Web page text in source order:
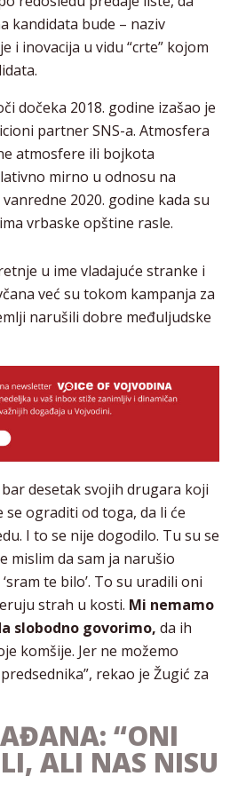
kandidata bude – naziv
i inovacija u vidu “crte” kojom
dočeka 2018. godine izašao je
partner SNS-a. Atmosfera
atmosfere ili bojkota
mirno u odnosu na
2020. godine kada su
vrbaske opštine rasle.
u ime vladajuće stranke i
već su tokom kampanja za
narušili dobre međuljudske
desetak svojih drugara koji
se ograditi od toga, da li će
I to se nije dogodilo. Tu su se
mislim da sam ja narušio
te bilo’. To su uradili oni
strah u kosti. Mi nemamo
slobodno govorimo, da ih
komšije. Jer ne možemo
rekao je Žugić za
“ONI
ALI NAS NISU